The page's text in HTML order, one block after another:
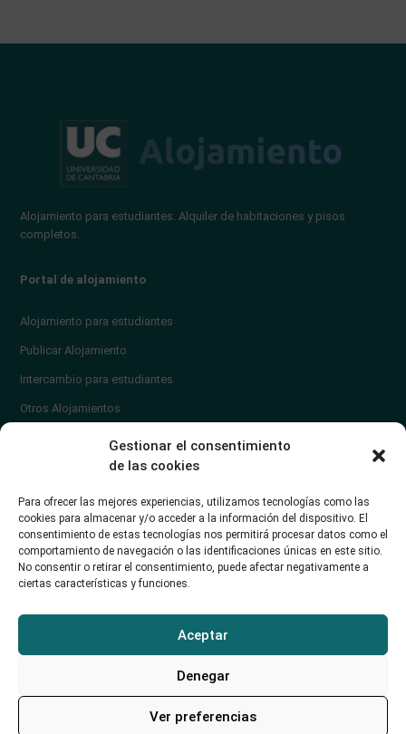
Gestionar el consentimiento
de las cookies
Para ofrecer las mejores experiencias, utilizamos tecnologías como las
cookies para almacenar y/o acceder a la información del dispositivo. El
consentimiento de estas tecnologías nos permitirá procesar datos como el
comportamiento de navegación o las identificaciones únicas en este sitio.
No consentir o retirar el consentimiento, puede afectar negativamente a
ciertas características y funciones.
Aceptar
Denegar
Ver preferencias
Alojamiento para estudiantes. Alquiler de habitaciones y pisos
completos.
Portal de alojamiento
Alojamiento para estudiantes
Publicar Alojamiento
Intercambio para estudiantes
Otros Alojamientos
¿Cómo publicar un anuncio?
Contacto
soporte@alojamientounican.es
Alojamiento Universidad de Cantabria Copyright © 2023​